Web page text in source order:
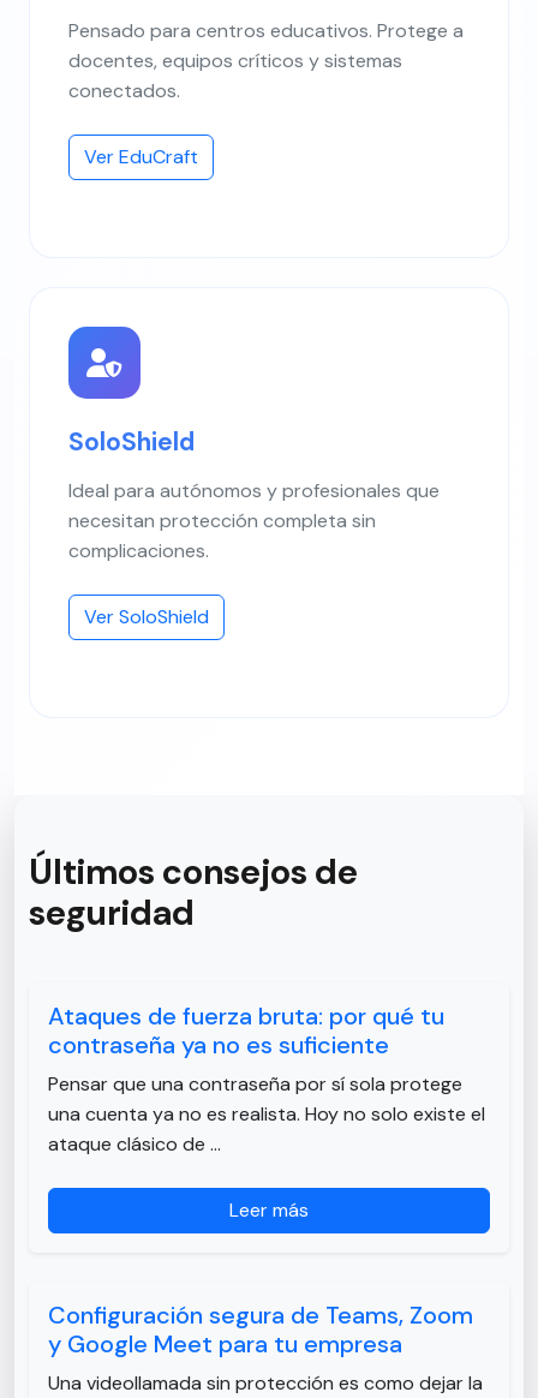
Pensado para centros educativos. Protege a
docentes, equipos críticos y sistemas
conectados.
Ver EduCraft
SoloShield
Ideal para autónomos y profesionales que
necesitan protección completa sin
complicaciones.
Ver SoloShield
Últimos consejos de
seguridad
Ataques de fuerza bruta: por qué tu
contraseña ya no es suficiente
Pensar que una contraseña por sí sola protege
una cuenta ya no es realista. Hoy no solo existe el
ataque clásico de …
Leer más
Configuración segura de Teams, Zoom
y Google Meet para tu empresa
Una videollamada sin protección es como dejar la